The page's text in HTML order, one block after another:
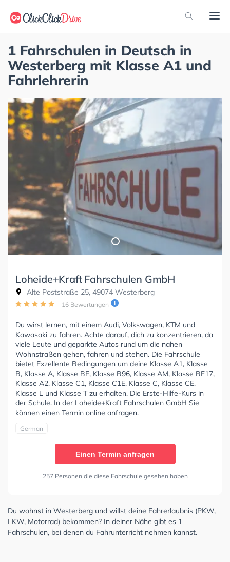
1 Fahrschulen in Deutsch in
Westerberg mit Klasse A1 und
Fahrlehrerin
Loheide+Kraft Fahrschulen GmbH
Alte Poststraße 25, 49074 Westerberg
16 Bewertungen
Du wirst lernen, mit einem Audi, Volkswagen, KTM und
Kawasaki zu fahren. Achte darauf, dich zu konzentrieren, da
viele Leute und geparkte Autos rund um die nahen
Wohnstraßen gehen, fahren und stehen. Die Fahrschule
bietet Exzellente Bedingungen um deine Klasse A1, Klasse
B, Klasse A, Klasse BE, Klasse B96, Klasse AM, Klasse BF17,
Klasse A2, Klasse C1, Klasse C1E, Klasse C, Klasse CE,
Klasse L und Klasse T zu erhalten. Die Erste-Hilfe-Kurs in
der Schule. In der Loheide+Kraft Fahrschulen GmbH Sie
können einen Termin online anfragen.
German
Einen Termin anfragen
257 Personen die diese Fahrschule gesehen haben
Du wohnst in Westerberg und willst deine Fahrerlaubnis (PKW,
LKW, Motorrad) bekommen? In deiner Nähe gibt es 1
Fahrschulen, bei denen du Fahrunterricht nehmen kannst.